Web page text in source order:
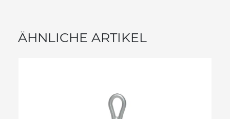
ÄHNLICHE ARTIKEL